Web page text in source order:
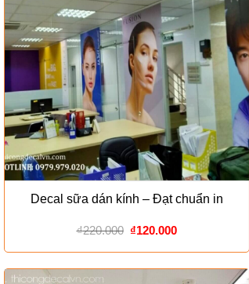
Decal sữa dán kính – Đạt chuẩn in
₫220.000 Giá
là:
₫120.000Giá
tại
₫120.000.